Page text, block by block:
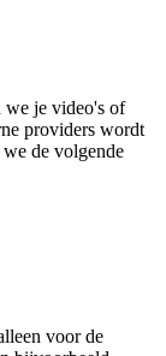
we je video's of
providers wordt
de volgende
voor de